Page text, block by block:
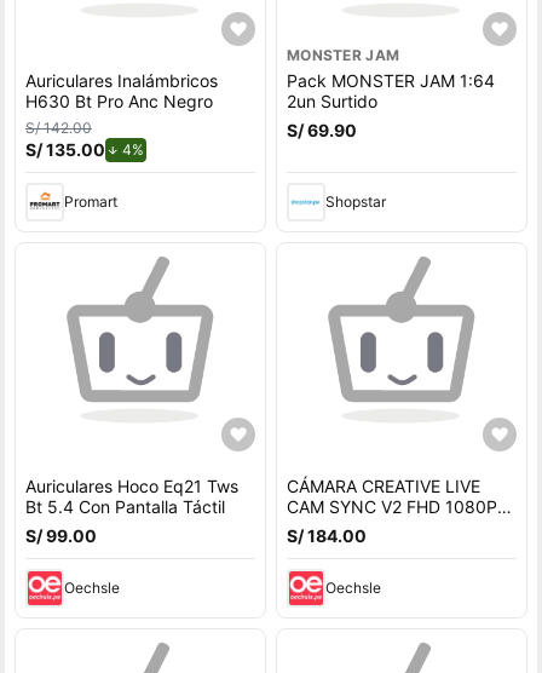
Auriculares Inalámbricos
H630 Bt Pro Anc Negro
S/ 142.00
S/ 135.00 4%
Promart
MONSTER JAM
Pack MONSTER JAM 1:64
2un Surtido
S/ 69.90
Shopstar
Auriculares Hoco Eq21 Tws
Bt 5.4 Con Pantalla Táctil
S/ 99.00
Oechsle
CÁMARA CREATIVE LIVE
CAM SYNC V2 FHD 1080P
CON TAPA DUAL MIC USB
NEGRA 73VF088000000
S/ 184.00
Oechsle